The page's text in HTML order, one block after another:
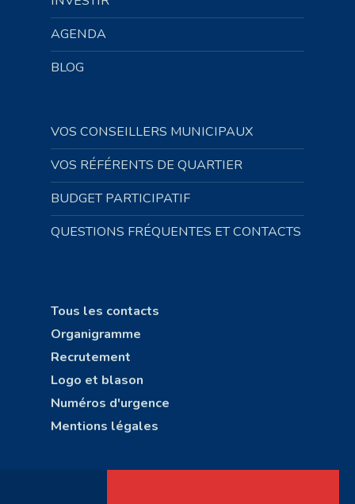
AGENDA
BLOG
VOS CONSEILLERS MUNICIPAUX
VOS RÉFÉRENTS DE QUARTIER
BUDGET PARTICIPATIF
QUESTIONS FRÉQUENTES ET CONTACTS
Tous les contacts
Organigramme
Recrutement
Logo et blason
Numéros d'urgence
Mentions légales